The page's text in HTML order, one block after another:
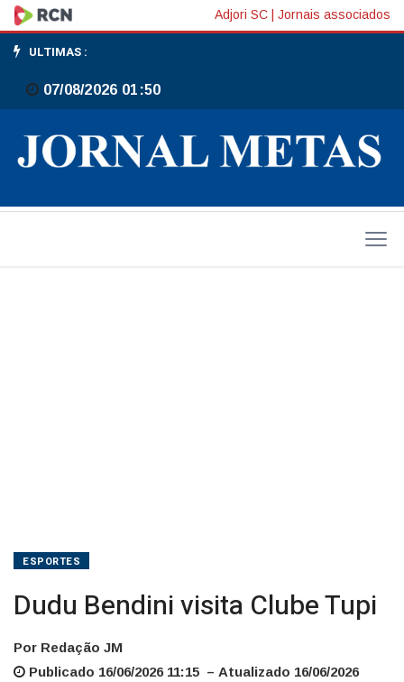
Dudu
Bendini
visita
Clube
Tupi
Adjori SC Jornais associados
ULTIMAS :
07/08/2026 01:50
ESPORTES
Dudu Bendini visita Clube Tupi
Por Redação JM
Publicado 16/06/2026 11:15 – Atualizado 16/06/2026